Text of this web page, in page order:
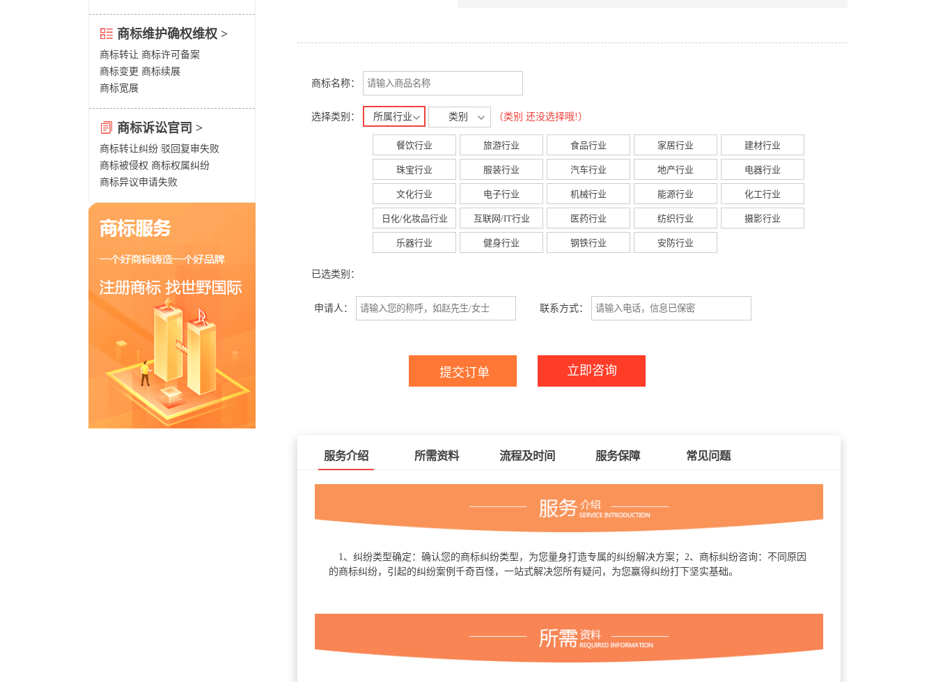
商标维护确权维权 >
商标转让 商标许可备案
商标变更 商标续展
商标宽展
商标诉讼官司 >
商标转让纠纷 驳回复审失败
商标被侵权 商标权属纠纷
商标异议申请失败
商标名称：
选择类别： 所属行业 类别 （类别 还没选择哦!）
餐饮行业 旅游行业 食品行业 家居行业 建材行业
珠宝行业 服装行业 汽车行业 地产行业 电器行业
文化行业 电子行业 机械行业 能源行业 化工行业
日化/化妆品行业 互联网/IT行业 医药行业 纺织行业 摄影行业
乐器行业 健身行业 钢铁行业 安防行业
已选类别：
申请人： 联系方式：
立即咨询
服务介绍 所需资料 流程及时间 服务保障 常见问题
1、纠纷类型确定：确认您的商标纠纷类型，为您量身打造专属的纠纷解决方案；2、商标纠纷咨询：不同原因
的商标纠纷，引起的纠纷案例千奇百怪，一站式解决您所有疑问，为您赢得纠纷打下坚实基础。